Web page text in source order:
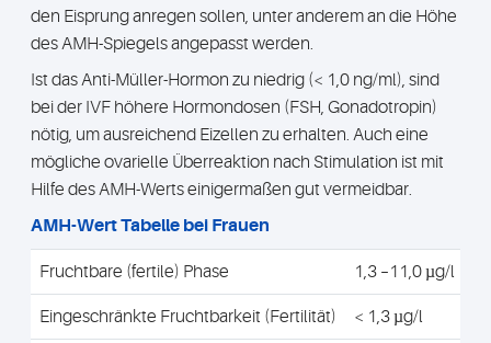
den Eisprung anregen sollen, unter anderem an die Höhe
des AMH-Spiegels angepasst werden.
Ist das Anti-Müller-Hormon zu niedrig (< 1,0 ng/ml), sind
bei der IVF höhere Hormondosen (FSH, Gonadotropin)
nötig, um ausreichend Eizellen zu erhalten. Auch eine
mögliche ovarielle Überreaktion nach Stimulation ist mit
Hilfe des AMH-Werts einigermaßen gut vermeidbar.
AMH-Wert Tabelle bei Frauen
Fruchtbare (fertile) Phase 1,3 –11,0 µg/l
Eingeschränkte Fruchtbarkeit (Fertilität) < 1,3 µg/l